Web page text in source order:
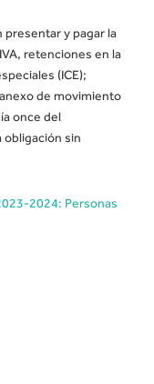
y pagar la
retenciones en la
(ICE);
de movimiento
once del
sin
2024: Personas